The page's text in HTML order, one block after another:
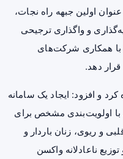
اولین جبهه راه نجات،
و واگذاری ترجیحی
با همکاری شرکت‌های
دهد.
و افزود: ایجاد یک سامانه
اولویت‌بندی مشخص برای
و ریوی، زنان باردار و
ناعادلانه واکسن